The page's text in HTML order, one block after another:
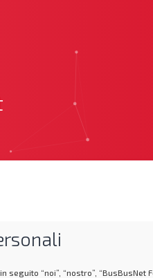
“noi”, “nostro”, “BusBusNet